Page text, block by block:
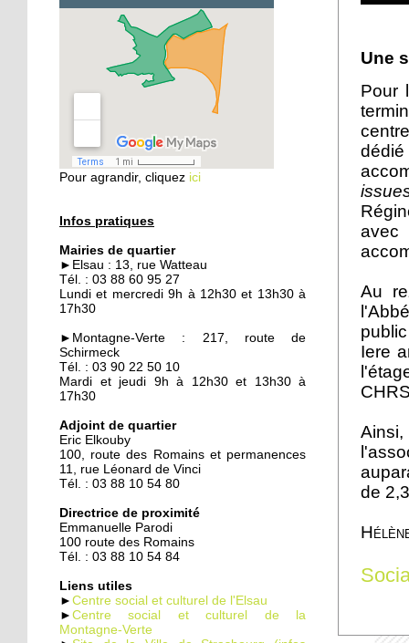
24 septembre 2014
Vers une aide sociale plus
ciblée
Les habitants
redécouvrent le Parc
naturel urbain
23 septembre 2014
Quand les employeurs
viennent chercher les
chômeurs
23 septembre 2014
Un demi-siècle à l'Elsau
22 septembre 2014
Familles rurales veut
casser l'isolement des
seniors
Maison d'arrêt : les
parloirs sauvages
empoisonnent la vie des
19 septembre 2014
La nounou des HLM
Pour agrandir, cliquez ici
Infos pratiques
Mairies de quartier
►Elsau : 13, rue Watteau
Tél. : 03 88 60 95 27
Lundi et mercredi 9h à 12h30 et 13h30 à
17h30
►Montagne-Verte : 217, route de
Schirmeck
Tél. : 03 90 22 50 10
Mardi et jeudi 9h à 12h30 et 13h30 à
17h30
Adjoint de quartier
Eric Elkouby
100, route des Romains et permanences
11, rue Léonard de Vinci
Tél. : 03 88 10 54 80
Directrice de proximité
Emmanuelle Parodi
100 route des Romains
Tél. : 03 88 10 54 84
Liens utiles
► Centre social et culturel de l'Elsau
► Centre social et culturel de la
Montagne-Verte
Une
Pour
Au
Iere
de